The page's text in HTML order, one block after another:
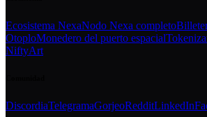
Ecosistema NexaNodo Nexa completo
OtoploMonedero del puerto espacial
NiftyArt
DiscordiaTelegramaGorjeoRedditLinkedIn